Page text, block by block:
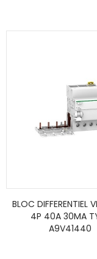
BLOC DIFFERENTIEL
4P 40A 30MA
A9V41440